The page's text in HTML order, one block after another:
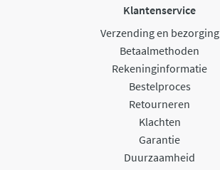
Klantenservice
Verzending en bezorging
Betaalmethoden
Rekeninginformatie
Bestelproces
Retourneren
Klachten
Garantie
Duurzaamheid